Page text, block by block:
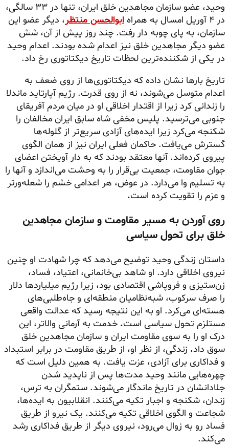
وحید، عضو سازمان مجاهدین خلق ایران، تنها در ۳۳ سالگی،
در ۴ آوریل امسال به همراه
ابوالحسن منتظر، دیگر عضو این
سازمان، به پای چوبه دار رفت. چند روز پیش از آن، شش
عضو دیگر مجاهدین خلق نیز اعدام شده بودند. اعدام وحید
در یکی از شکننده‌ترین لحظات تاریخ دیکتاتوری رخ داد.
تاریخ بارها نشان داده که دیکتاتوری‌ها از روی ضعف به
اعدام متوسل می‌شوند، نه از روی قدرت. رژیم آپارتاید ماندلا
را زندانی کرد زیرا از اقتدار اخلاقی او در میان مردم آفریقای
جنوبی می‌ترسید. پلیس مخفی شاه سابق ایران مخالفان را
شکنجه می‌کرد زیرا ایده‌های آزادی سریع‌تر از گلوله‌ها
گسترش می‌یافت. حاکمان فعلی ایران نیز از همان الگوی
پیروی کرده‌اند. آنها معتقد بودند که به دار آویختن اعضای
جوان مقاومت، جمعیت بی‌قرار را به وحشت می‌اندازد و آنها را
به تسلیم وا می‌دارد. در عوض، هر اعدامی خشم را شعله‌ورتر
و عزم را تقویت کرده است.
روی آوردن به مسیر مقاومت و سازمان مجاهدین
خلق برای تحول سیاسی
داستان زندگی وحید توضیح می‌دهد که چرا شهادت او چنین
نیروی اخلاقی دارد. او شاهد بی‌خانمانی، اعتیاد، فساد،
زن‌ستیزی و فروپاشی اقتصادی بود، زیرا رژیم میلیاردها دلار
را صرف سرکوب، شبه‌نظامیان منطقه‌ای و جاه‌طلبی‌های
هسته‌ای می‌کرد. او به این نتیجه رسید که عدالت واقعی
مستلزم تحول سیاسی است. خدمت به آرمانی والاتر، این
درک او را به سوی مقاومت ایران و سازمان مجاهدین خلق
سوق داد. زندگی، از نظر او، از طریق مقاومت در برابر استبداد
و فداکاری برای آزادی، عزت یافت. به همین دلیل است که
چهره‌هایی مانند وحید مدت‌ها پس از ناپدید شدن
جلادانشان در تاریخ ماندگار می‌شوند. ستمگران به ترس،
زندان، شکنجه و اجبار تکیه می‌کنند. انقلابیون به ایده‌ها،
شجاعت و الگوی اخلاقی تکیه می‌کنند. یک نیرو از طریق
فساد رو به زوال می‌رود، نیروی دیگر از طریق فداکاری رشد
می‌کند.